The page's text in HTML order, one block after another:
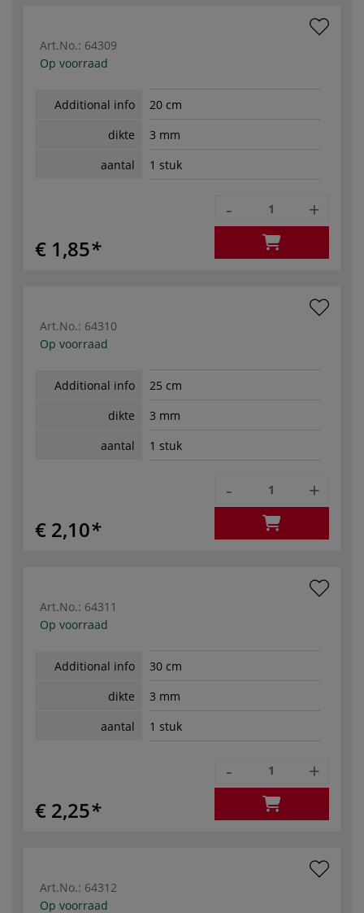
Art.No.: 64309
Op voorraad
Additional info
20 cm
dikte
3 mm
aantal
1 stuk
€ 1,85
- +
Art.No.: 64310
Op voorraad
Additional info
25 cm
dikte
3 mm
aantal
1 stuk
€ 2,10
- +
Art.No.: 64311
Op voorraad
Additional info
30 cm
dikte
3 mm
aantal
1 stuk
€ 2,25
- +
Art.No.: 64312
Op voorraad